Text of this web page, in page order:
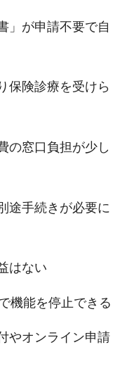
」が申請不要で自
保険診療を受けら
の窓口負担が少し
途手続きが必要に
はない
機能を停止できる
やオンライン申請